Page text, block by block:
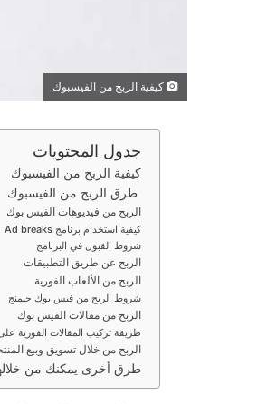
كيفية الربح من الفيسبوك
جدول المحتويات
كيفية الربح من الفيسبوك
طرق الربح من الفيسبوك
الربح من فيديوهات الفيس بوك
كيفية استخدام برنامج Ad breaks
شروط القبول في البرنامج
الربح عن طريق التطبيقات
الربح من الألعاب الفورية
شروط الربح من فيس بوك جيمنج
الربح من مقالات الفيس بوك
طريقة تركيب المقالات الفورية
الربح من خلال تسويق وبيع
طرق أخرى يمكنك من